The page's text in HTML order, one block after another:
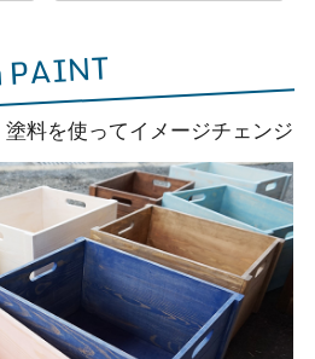
塗料を使ってイメージチェンジ